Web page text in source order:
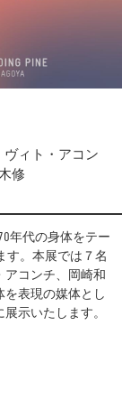
ヴィト・アコン
修
年代の身体をテー
す。本展では７名
アコンチ、岡崎和
表現の媒体とし
示いたします。